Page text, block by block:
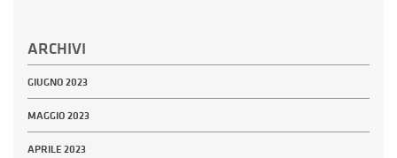
ARCHIVI
GIUGNO 2023
MAGGIO 2023
APRILE 2023